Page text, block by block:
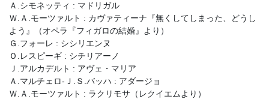
Ａ.シモネッティ : マドリガル
Ｗ.Ａ.モーツァルト : カヴァティーナ『無くしてしまった、どうし
よう』（オペラ『フィガロの結婚』より）
Ｇ.フォーレ : シシリエンヌ
Ｏ.レスピーギ : シチリアーノ
Ｊ.アルカデルト : アヴェ・マリア
Ａ.マルチェロ-Ｊ.Ｓ.バッハ : アダージョ
Ｗ.Ａ.モーツァルト : ラクリモサ（レクイエムより）